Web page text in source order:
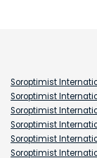
stuks)
aantal
Soroptimist
Soroptimist
Soroptimist
Soroptimist
Soroptimist
Soroptimist